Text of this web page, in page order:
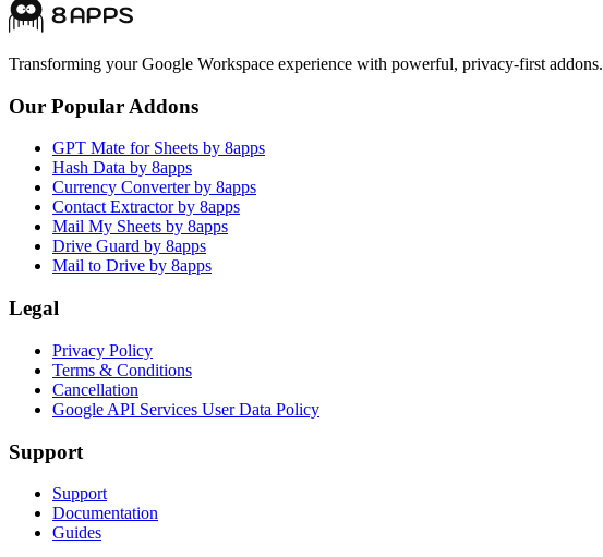
Transforming your Google Workspace experience with powerful, privacy-first addons.
Our Popular Addons
GPT Mate for Sheets by 8apps
Hash Data by 8apps
Currency Converter by 8apps
Contact Extractor by 8apps
Mail My Sheets by 8apps
Drive Guard by 8apps
Mail to Drive by 8apps
Legal
Privacy Policy
Terms & Conditions
Cancellation
Google API Services User Data Policy
Support
Support
Documentation
Guides